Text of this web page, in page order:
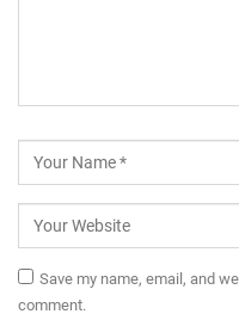
Save my name, email, and
comment.